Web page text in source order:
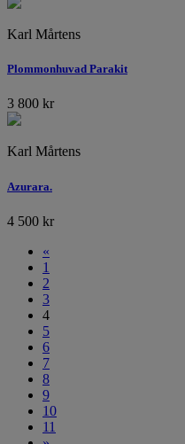
Karl Mårtens
Plommonhuvad Parakit
3 800 kr
Karl Mårtens
Azurara.
4 500 kr
«
1
2
3
4
5
6
7
8
9
10
11